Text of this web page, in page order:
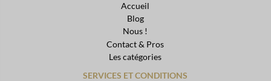
Accueil
Blog
Nous !
Contact & Pros
Les catégories
SERVICES ET CONDITIONS